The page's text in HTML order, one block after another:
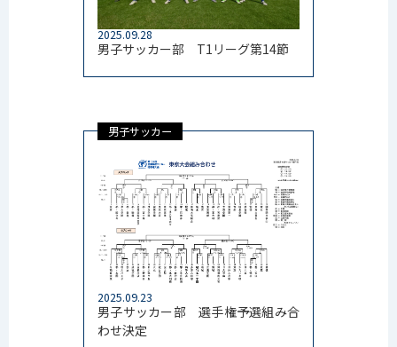
2025.09.28
男子サッカー部 T1リーグ第14節
男子サッカー
2025.09.23
男子サッカー部 選手権予選組み合
わせ決定